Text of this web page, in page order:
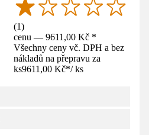
(1)
cenu — 9611,00 Kč *
Všechny ceny vč. DPH a bez
nákladů na přepravu za
ks9611,00 Kč*/ ks